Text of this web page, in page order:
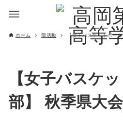
ホーム 部活動 【女子バスケットボー
【女子バスケ
部】 秋季県大